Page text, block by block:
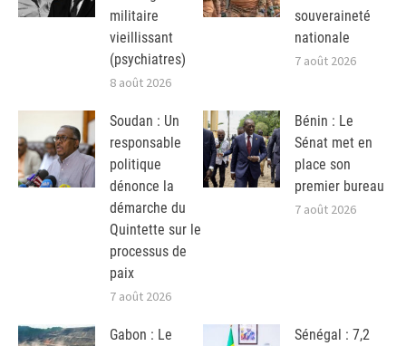
militaire
vieillissant
(psychiatres)
8 août 2026
souveraineté
nationale
7 août 2026
Soudan : Un
responsable
politique
dénonce la
démarche du
Quintette sur le
processus de
paix
7 août 2026
Bénin : Le
Sénat met en
place son
premier bureau
7 août 2026
Gabon : Le
Sénégal : 7,2